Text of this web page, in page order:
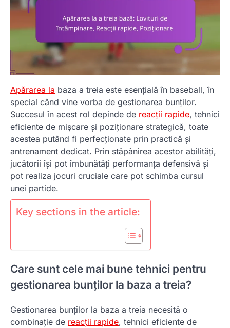
Apărarea la baza a treia este esențială în baseball, în
special când vine vorba de gestionarea bunților.
Succesul în acest rol depinde de reacții rapide, tehnici
eficiente de mișcare și poziționare strategică, toate
acestea putând fi perfecționate prin practică și
antrenament dedicat. Prin stăpânirea acestor abilități,
jucătorii își pot îmbunătăți performanța defensivă și
pot realiza jocuri cruciale care pot schimba cursul
unei partide.
Key sections in the article:
Care sunt cele mai bune tehnici pentru
gestionarea bunților la baza a treia?
Gestionarea bunților la baza a treia necesită o
combinație de reacții rapide, tehnici eficiente de